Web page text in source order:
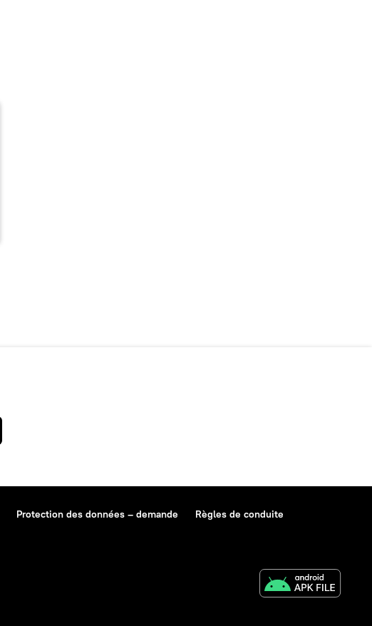
Protection des données – demande
Règles de conduite